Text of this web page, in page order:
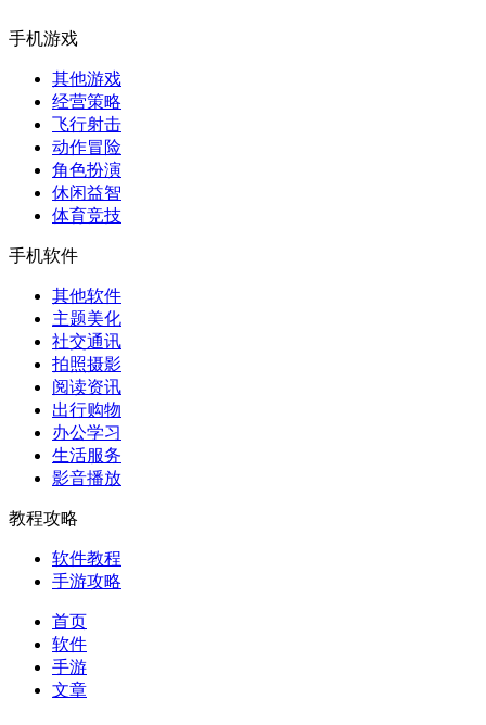
手机游戏
其他游戏
经营策略
飞行射击
动作冒险
角色扮演
休闲益智
体育竞技
手机软件
其他软件
主题美化
社交通讯
拍照摄影
阅读资讯
出行购物
办公学习
生活服务
影音播放
教程攻略
软件教程
手游攻略
首页
软件
手游
文章